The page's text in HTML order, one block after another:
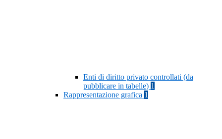
Enti di diritto privato controllati (da
pubblicare in tabelle) 1
Rappresentazione grafica 1